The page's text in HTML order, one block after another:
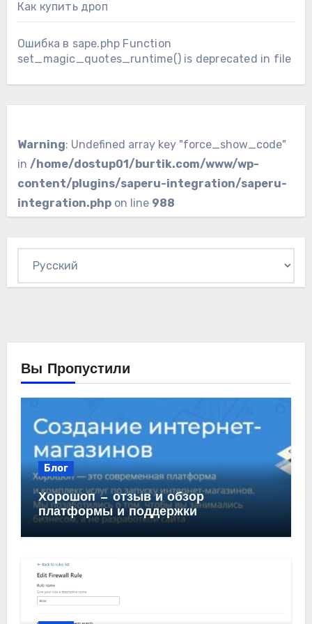
Как купить дроп
Ошибка в sape.php Function
set_magic_quotes_runtime() is deprecated in file
Warning: Undefined array key "force_show_code"
in /home/dostup01/burtik.com/www/wp-
content/plugins/saperu-integration/saperu-
integration.phpon line 988
язык
Вы Пропустили
Блог
Хорошоп — отзыв и обзор
платформы и поддержки